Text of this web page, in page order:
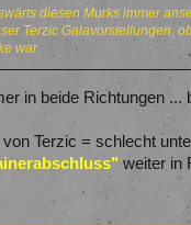
diesen Murks immer
Terzic Galavorstellungen,
war.
in beide Richtungen ...
Terzic = schlecht
weiter in